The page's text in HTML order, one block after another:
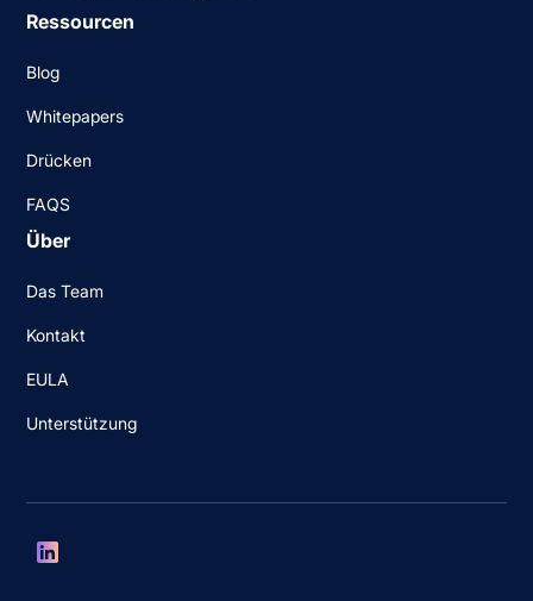
Ressourcen
Blog
Whitepapers
Drücken
FAQS
Über
Das Team
Kontakt
EULA
Unterstützung